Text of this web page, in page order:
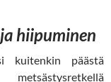
hiipuminen
kuitenkin päästä